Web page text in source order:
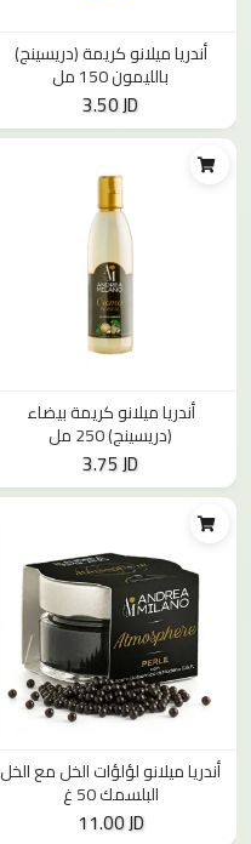
أندريا ميلانو كريمة (دريسينج)
بالليمون 150 مل
3.50 JD
أندريا ميلانو كريمة بيضاء
(دريسينج) 250 مل
3.75 JD
أندريا ميلانو لؤلؤات الخل مع الخل
البلسمك 50 غ
11.00 JD